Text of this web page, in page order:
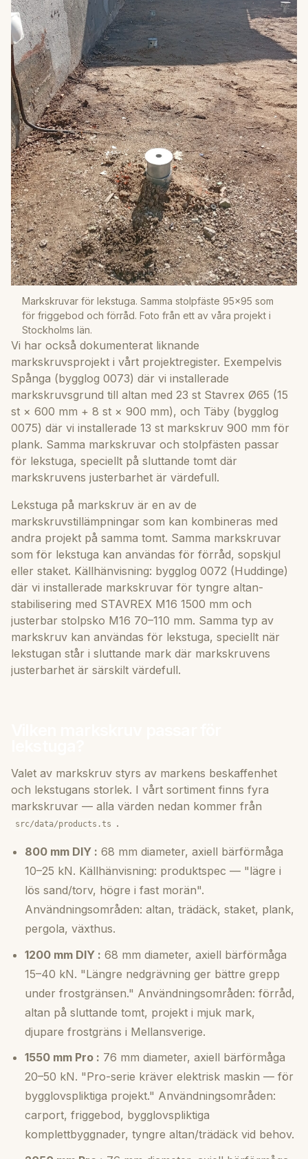
Markskruvar för lekstuga. Samma stolpfäste 95×95 som
för friggebod och förråd. Foto från ett av våra projekt i
Stockholms län.
Vi har också dokumenterat liknande
markskruvsprojekt i vårt projektregister. Exempelvis
Spånga (bygglog 0073) där vi installerade
markskruvsgrund till altan med 23 st Stavrex Ø65 (15
st × 600 mm + 8 st × 900 mm), och Täby (bygglog
0075) där vi installerade 13 st markskruv 900 mm för
plank. Samma markskruvar och stolpfästen passar
för lekstuga, speciellt på sluttande tomt där
markskruvens justerbarhet är värdefull.
Lekstuga på markskruv är en av de
markskruvstillämpningar som kan kombineras med
andra projekt på samma tomt. Samma markskruvar
som för lekstuga kan användas för förråd, sopskjul
eller staket. Källhänvisning: bygglog 0072 (Huddinge)
där vi installerade markskruvar för tyngre altan-
stabilisering med STAVREX M16 1500 mm och
justerbar stolpsko M16 70–110 mm. Samma typ av
markskruv kan användas för lekstuga, speciellt när
lekstugan står i sluttande mark där markskruvens
justerbarhet är särskilt värdefull.
Valet av markskruv styrs av markens beskaffenhet
och lekstugans storlek. I vårt sortiment finns fyra
markskruvar — alla värden nedan kommer från
src/data/products.ts .
800 mm DIY : 68 mm diameter, axiell bärförmåga
10–25 kN. Källhänvisning: produktspec — "lägre i
lös sand/torv, högre i fast morän".
Användningsområden: altan, trädäck, staket, plank,
pergola, växthus.
1200 mm DIY : 68 mm diameter, axiell bärförmåga
15–40 kN. "Längre nedgrävning ger bättre grepp
under frostgränsen." Användningsområden: förråd,
altan på sluttande tomt, projekt i mjuk mark,
djupare frostgräns i Mellansverige.
1550 mm Pro : 76 mm diameter, axiell bärförmåga
20–50 kN. "Pro-serie kräver elektrisk maskin — för
bygglovspliktiga projekt." Användningsområden:
carport, friggebod, bygglovspliktiga
komplettbyggnader, tyngre altan/trädäck vid behov.